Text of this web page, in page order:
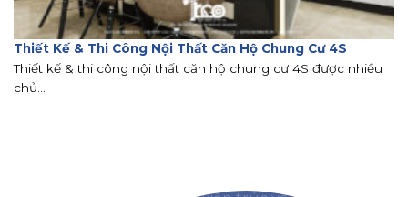
Thiết Kế & Thi Công Nội Thất Căn Hộ Chung Cư 4S
Thiết kế & thi công nội thất căn hộ chung cư 4S được nhiều
chủ...